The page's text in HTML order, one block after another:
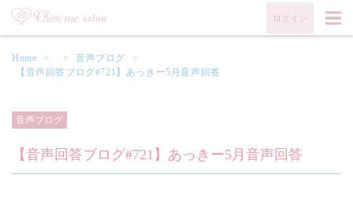
ログイン
Home > > 音声ブログ
>
【音声回答ブログ#721】あっきー5月音声回答
音声ブログ
【音声回答ブログ#721】あっきー5月音声回答